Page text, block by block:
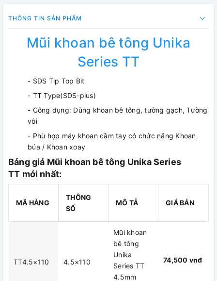
THÔNG TIN SẢN PHẨM
Mũi khoan bê tông Unika
Series TT
- SDS Tip Top Bit
- TT Type(SDS-plus)
- Công dụng: Dùng khoan bê tông, tường gạch, Tường
vôi
- Phù hợp máy khoan cầm tay có chức năng Khoan
búa / Khoan xoay
Bảng giá Mũi khoan bê tông Unika Series
TT mới nhất:
MÃ HÀNG
THÔNG
SỐ
MÔ TẢ GIÁ BÁN
TT4.5×110 4.5×110
Mũi khoan
bê tông
Unika
Series TT
4.5mm
74,500 vnđ